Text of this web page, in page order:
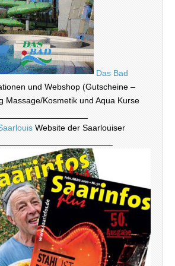
Das Bad
und Webshop (Gutscheine –
Massage/Kosmetik und Aqua Kurse
Website der Saarlouiser